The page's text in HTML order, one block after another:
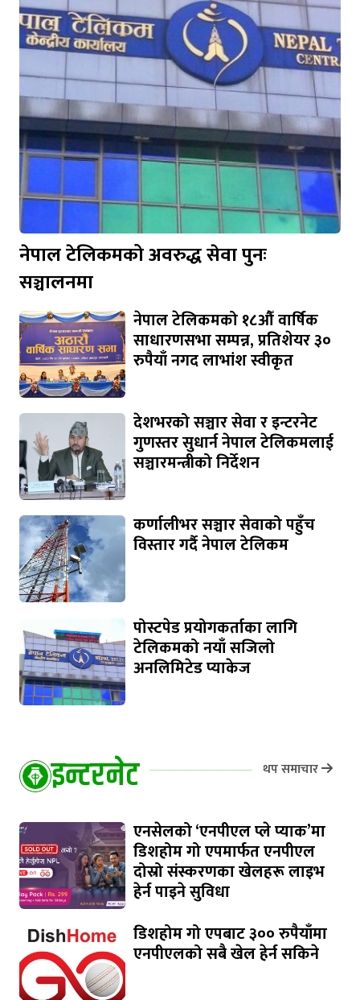
नेपाल टेलिकमको अवरुद्ध सेवा पुनः
सञ्चालनमा
नेपाल टेलिकमको १८औँ वार्षिक
साधारणसभा सम्पन्न, प्रतिशेयर ३०
रुपैयाँ नगद लाभांश स्वीकृत
देशभरको सञ्चार सेवा र इन्टरनेट
गुणस्तर सुधार्न नेपाल टेलिकमलाई
सञ्चारमन्त्रीको निर्देशन
कर्णालीभर सञ्चार सेवाको पहुँच
विस्तार गर्दै नेपाल टेलिकम
पोस्टपेड प्रयोगकर्ताका लागि
टेलिकमको नयाँ सजिलो
अनलिमिटेड प्याकेज
इन्टरनेट थप समाचार
एनसेलको ‘एनपीएल प्ले प्याक’मा
डिशहोम गो एपमार्फत एनपीएल
दोस्रो संस्करणका खेलहरू लाइभ
हेर्न पाइने सुविधा
डिशहोम गो एपबाट ३०० रुपैयाँमा
एनपीएलको सबै खेल हेर्न सकिने